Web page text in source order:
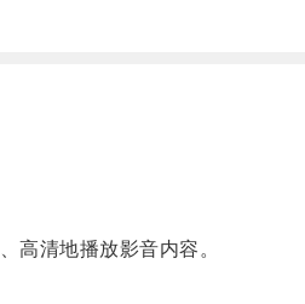
清地播放影音内容。